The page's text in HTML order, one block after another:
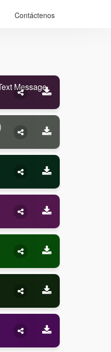
Contáctenos
Message